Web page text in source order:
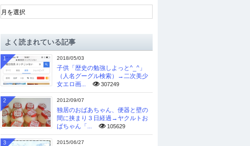
ア
ー
ブよく読まれている記事
2018/05/03
子供「歴史の勉強しよっと^_^」
（人名グーグル検索）→二次美少
女エロ画...
307249
1
2012/09/07
独居のおばあちゃん、便器と壁の
間に挟まり３日経過→ヤクルトお
ばちゃん「...
105629
2
2015/06/27
3